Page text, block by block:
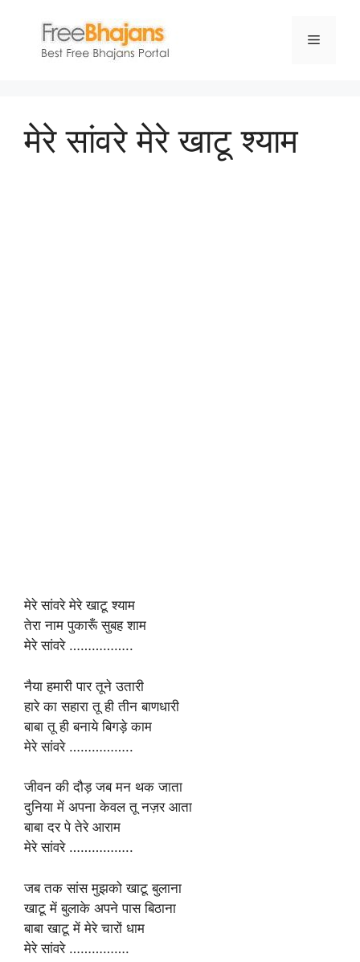
content
Menu
मेरे सांवरे मेरे खाटू श्याम
मेरे सांवरे मेरे खाटू श्याम
तेरा नाम पुकारूँ सुबह शाम
मेरे सांवरे ……………..
नैया हमारी पार तूने उतारी
हारे का सहारा तू ही तीन बाणधारी
बाबा तू ही बनाये बिगड़े काम
मेरे सांवरे ……………..
जीवन की दौड़ जब मन थक जाता
दुनिया में अपना केवल तू नज़र आता
बाबा दर पे तेरे आराम
मेरे सांवरे ……………..
जब तक सांस मुझको खाटू बुलाना
खाटू में बुलाके अपने पास बिठाना
बाबा खाटू में मेरे चारों धाम
मेरे सांवरे …………….